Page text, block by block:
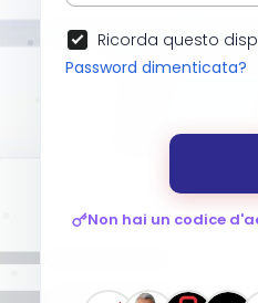
Ricorda questo
Password dimenticata?
Non hai un codice